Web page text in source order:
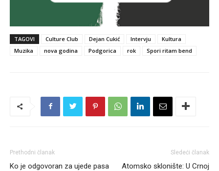
TAGOVI Culture Club Dejan Cukić Intervju
Kultura
Muzika
nova godina Podgorica rok Spori ritam bend
Prethodni članak
Ko je odgovoran za ujede pasa
Sledeći članak
Atomsko sklonište: U Crnoj